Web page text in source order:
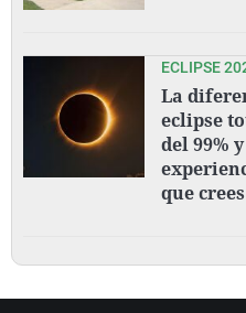
ECLIPSE
La
eclipse
del 99%
que crees